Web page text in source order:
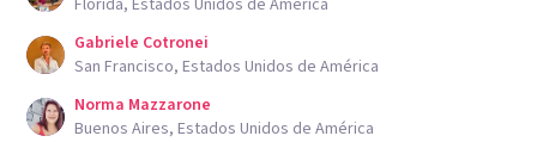
Florida, Estados Unidos de América
Gabriele Cotronei
San Francisco, Estados Unidos de América
Norma Mazzarone
Buenos Aires, Estados Unidos de América